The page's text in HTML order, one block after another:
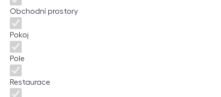
Obchodní prostory
Pokoj
Pole
Restaurace